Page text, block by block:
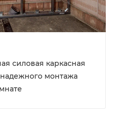
силовая каркасная
монтажа